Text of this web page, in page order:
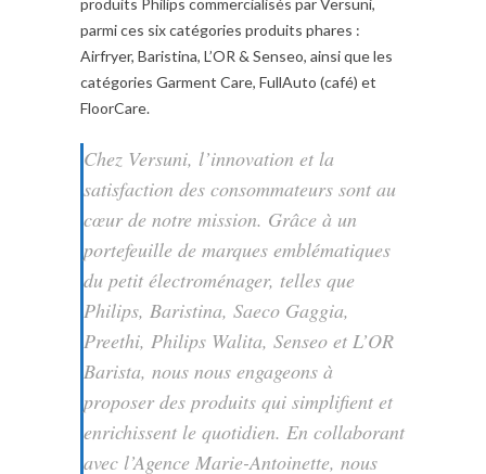
parmi ces six catégories produits phares :
Airfryer, Baristina, L’OR & Senseo, ainsi que les
catégories Garment Care, FullAuto (café) et
FloorCare.
Chez Versuni, l’innovation et la
satisfaction des consommateurs sont au
cœur de notre mission. Grâce à un
portefeuille de marques emblématiques
du petit électroménager, telles que
Philips, Baristina, Saeco Gaggia,
Preethi, Philips Walita, Senseo et L’OR
Barista, nous nous engageons à
proposer des produits qui simplifient et
enrichissent le quotidien. En collaborant
avec l’Agence Marie-Antoinette, nous